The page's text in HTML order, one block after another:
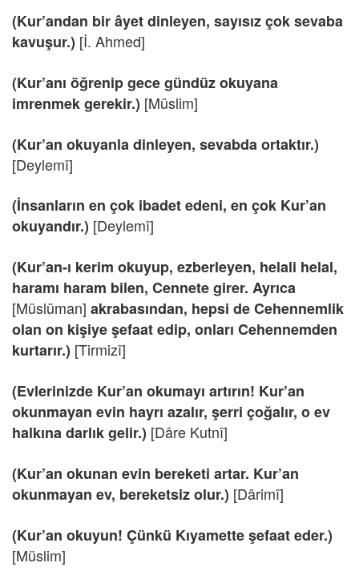
(Kur’andan bir âyet dinleyen, sayısız çok sevaba
kavuşur.) [İ. Ahmed]
(Kur’anı öğrenip gece gündüz okuyana
imrenmek gerekir.) [Müslim]
(Kur’an okuyanla dinleyen, sevabda ortaktır.)
[Deylemî]
(İnsanların en çok ibadet edeni, en çok Kur’an
okuyandır.) [Deylemî]
(Kur’an-ı kerim okuyup, ezberleyen, helali helal,
haramı haram bilen, Cennete girer. Ayrıca
[Müslüman] akrabasından, hepsi de Cehennemlik
olan on kişiye şefaat edip, onları Cehennemden
kurtarır.) [Tirmizî]
(Evlerinizde Kur’an okumayı artırın! Kur’an
okunmayan evin hayrı azalır, şerri çoğalır, o ev
halkına darlık gelir.) [Dâre Kutnî]
(Kur’an okunan evin bereketi artar. Kur’an
okunmayan ev, bereketsiz olur.) [Dârimî]
(Kur’an okuyun! Çünkü Kıyamette şefaat eder.)
[Müslim]